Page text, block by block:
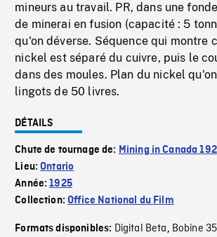
mineurs au travail. PR, dans une
de minerai en fusion (capacité : 5
qu'on déverse. Séquence qui montre
nickel est séparé du cuivre, puis le
dans des moules. Plan du nickel
lingots de 50 livres.
DÉTAILS
Chute de tournage de: Mining in Canada
Lieu:Ontario
Année:1925
Collection:Office National du Film
Formats disponibles: Digital Beta, Bobine